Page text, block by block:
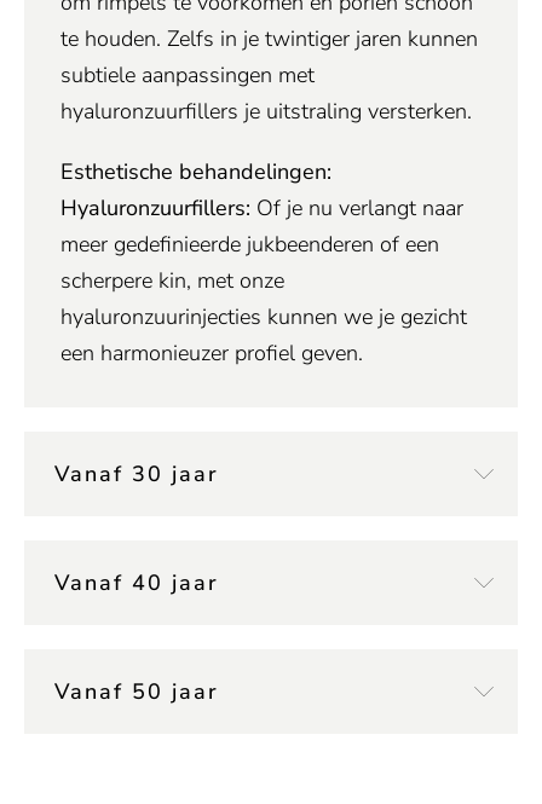
te houden. Zelfs in je twintiger jaren kunnen
subtiele aanpassingen met
hyaluronzuurfillers je uitstraling versterken.
Esthetische behandelingen:
Hyaluronzuurfillers: Of je nu verlangt naar
meer gedefinieerde jukbeenderen of een
scherpere kin, met onze
hyaluronzuurinjecties kunnen we je gezicht
een harmonieuzer profiel geven.
Vanaf 30 jaar
Vanaf 40 jaar
Vanaf 50 jaar